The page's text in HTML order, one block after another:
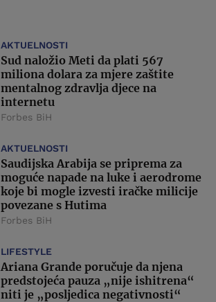
AKTUELNOSTI
Sud naložio Meti da plati 567
miliona dolara za mjere zaštite
mentalnog zdravlja djece na
internetu
Forbes BiH
AKTUELNOSTI
Saudijska Arabija se priprema za
moguće napade na luke i aerodrome
koje bi mogle izvesti iračke milicije
povezane s Hutima
Forbes BiH
LIFESTYLE
Ariana Grande poručuje da njena
predstojeća pauza „nije ishitrena“
niti je „posljedica negativnosti“